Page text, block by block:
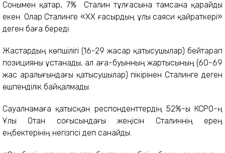
Сонымен қатар, 7% Сталин тұлғасына тамсана қарайды
екен. Олар Сталинге «ХХ ғасырдың ұлы саяси қайраткері»
деген баға береді.
Жастардың көпшілігі (16-29 жасар қатысушылар) бейтарап
позицияны ұстанады, ал аға-буынның жартысының (60-69
жас аралығындағы қатысушылар) пікірінен Сталинге деген
өшпенділік байқалмады.
Сауалнамаға қатысқан респонденттердің 52%-ы КСРО-ң
Ұлы Отан соғысындағы жеңісін Сталиннің ерең
еңбектерінің негізгісі деп санайды.